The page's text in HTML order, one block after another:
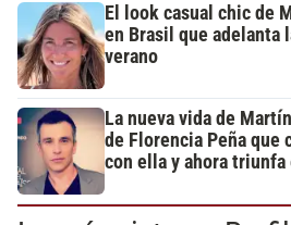
El look casual chic de
en Brasil que adelanta
verano
La nueva vida de
de Florencia Peña que
con ella y ahora triunfa